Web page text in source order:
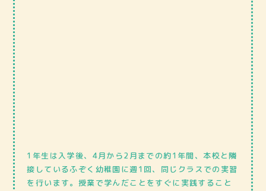
1年生は入学後、4月から2月までの約1年間、本校と隣
接しているふぞく幼稚園に週1回、同じクラスでの実習
を行います。授業で学んだことをすぐに実践すること